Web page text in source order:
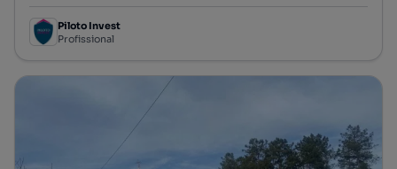
Piloto Invest
Profissional